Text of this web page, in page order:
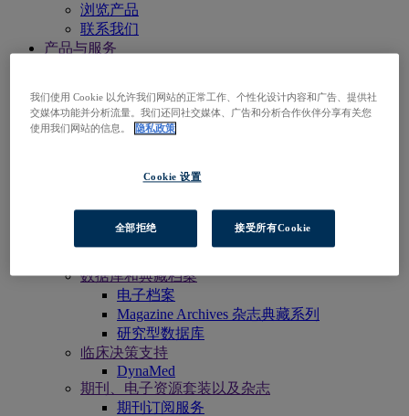
浏览产品
联系我们
产品与服务
EBSCO发现服务
EBSCO FOLIO
EBSCO 移动应用程序
EBSCOhost研究平台
Full Text Finder
EBSCO OpenAthens
数据库和典藏档案
电子档案
Magazine Archives 杂志典藏系列
研究型数据库
临床决策支持
DynaMed
期刊、电子资源套装以及杂志
期刊订阅服务
我们使用 Cookie 以允许我们网站的正常工作、个性化设计内容和广告、提供社
交媒体功能并分析流量。我们还同社交媒体、广告和分析合作伙伴分享有关您
使用我们网站的信息。
隐私政策
Cookie 设置
全部拒绝 接受所有Cookie